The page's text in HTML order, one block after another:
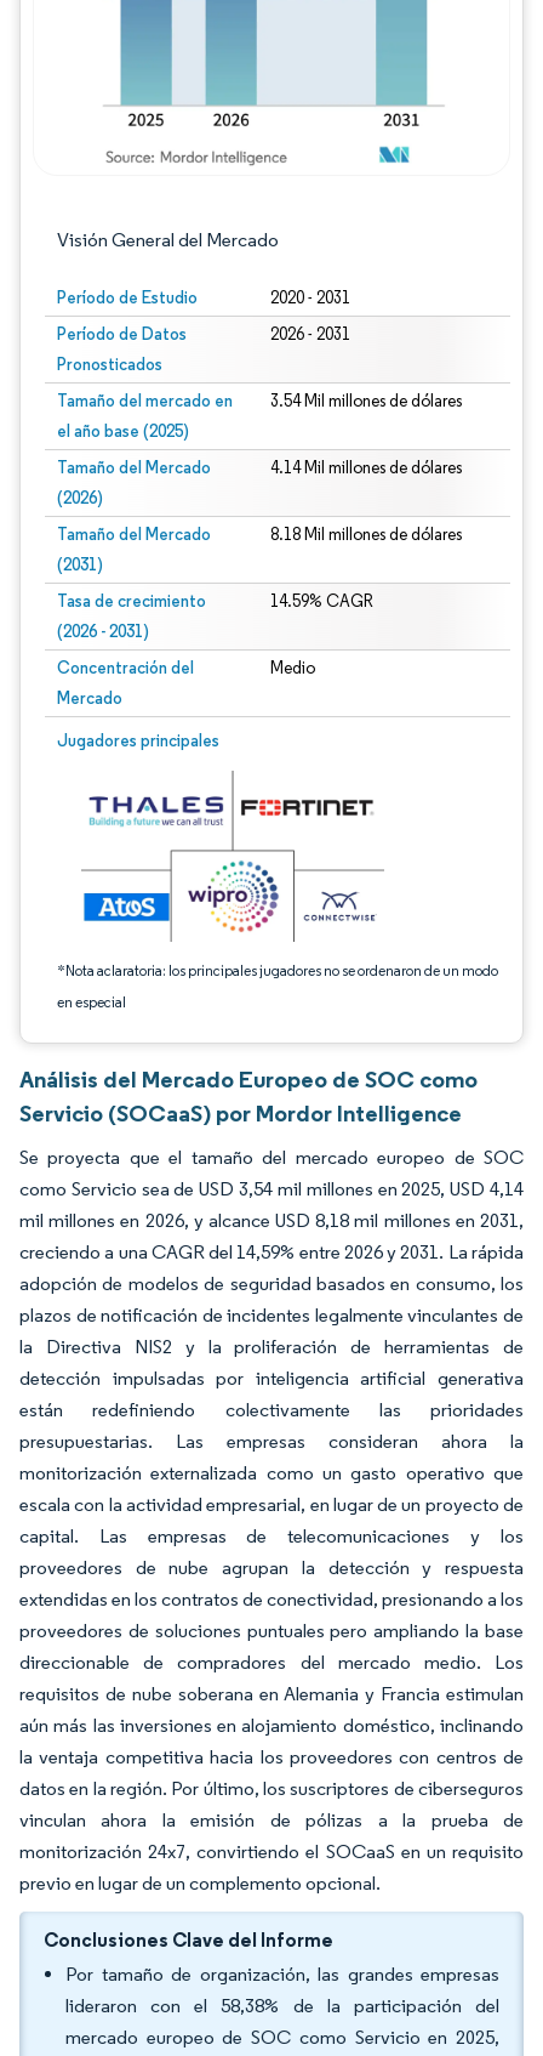
Visión General del Mercado
Período de Estudio 2020 - 2031
Período de Datos
Pronosticados
2026 - 2031
Tamaño del mercado en
el año base (2025)
3.54 Mil millones de dólares
Tamaño del Mercado
(2026)
4.14 Mil millones de dólares
Tamaño del Mercado
(2031)
8.18 Mil millones de dólares
Tasa de crecimiento
(2026 - 2031)
14.59% CAGR
Concentración del
Mercado
Medio
Jugadores principales
*Nota aclaratoria: los principales jugadores no se ordenaron de un modo
en especial
Imagen © Mordor Intelligence. El uso requiere atribución según CC BY 4.0.
Análisis del Mercado Europeo de SOC como
Servicio (SOCaaS) por Mordor Intelligence
Se proyecta que el tamaño del mercado europeo de SOC
como Servicio sea de USD 3,54 mil millones en 2025, USD 4,14
mil millones en 2026, y alcance USD 8,18 mil millones en 2031,
creciendo a una CAGR del 14,59% entre 2026 y 2031. La rápida
adopción de modelos de seguridad basados en consumo, los
plazos de notificación de incidentes legalmente vinculantes de
la Directiva NIS2 y la proliferación de herramientas de
detección impulsadas por inteligencia artificial generativa
están redefiniendo colectivamente las prioridades
presupuestarias. Las empresas consideran ahora la
monitorización externalizada como un gasto operativo que
escala con la actividad empresarial, en lugar de un proyecto de
capital. Las empresas de telecomunicaciones y los
proveedores de nube agrupan la detección y respuesta
extendidas en los contratos de conectividad, presionando a los
proveedores de soluciones puntuales pero ampliando la base
direccionable de compradores del mercado medio. Los
requisitos de nube soberana en Alemania y Francia estimulan
aún más las inversiones en alojamiento doméstico, inclinando
la ventaja competitiva hacia los proveedores con centros de
datos en la región. Por último, los suscriptores de ciberseguros
vinculan ahora la emisión de pólizas a la prueba de
monitorización 24x7, convirtiendo el SOCaaS en un requisito
previo en lugar de un complemento opcional.
Conclusiones Clave del Informe
Por tamaño de organización, las grandes empresas
lideraron con el 58,38% de la participación del
mercado europeo de SOC como Servicio en 2025,